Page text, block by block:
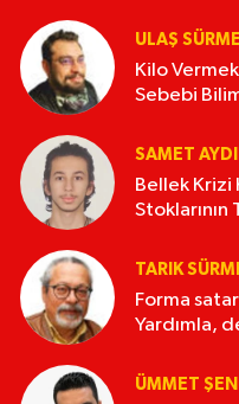
ULAŞ
Kilo
Sebebi
SAMET
Bellek Krizi
TARIK
Forma
Yardımla,
ÜMMET